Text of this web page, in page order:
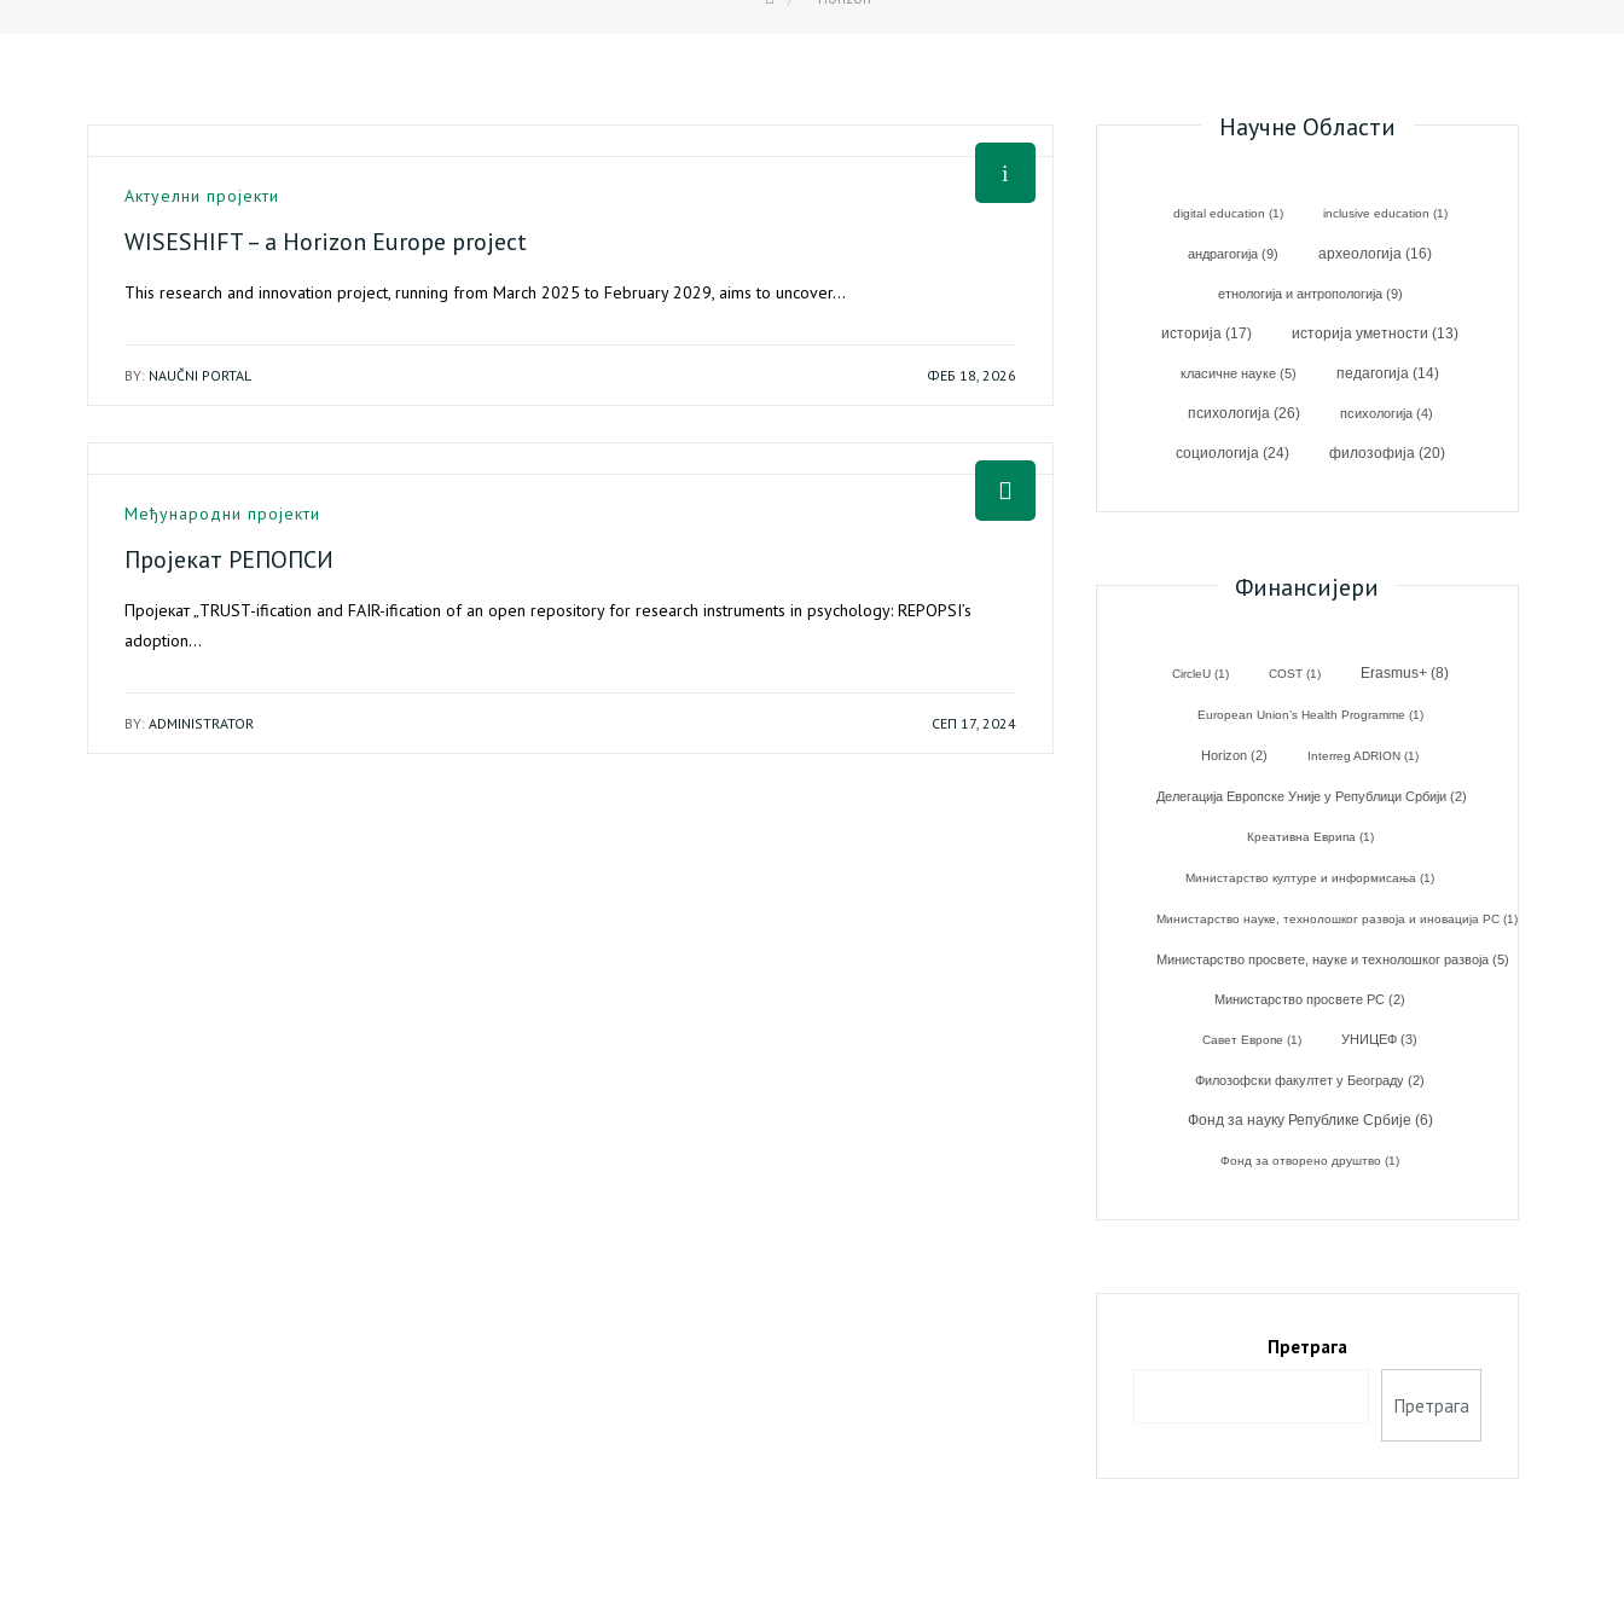
Актуелни пројекти
WISESHIFT – a Horizon Europe project
This research and innovation project, running from March 2025 to February 2029, aims to uncover…
BY: NAUČNI PORTAL ФЕБ 18, 2026
Међународни пројекти
Пројекат РЕПОПСИ
Пројекат „TRUST-ification and FAIR-ification of an open repository for research instruments in psychology: REPOPSI’s
adoption…
BY: ADMINISTRATOR СЕП 17, 2024
Научне Области
digital education (1) inclusive education (1)
андрагогија (9) археологија (16)
етнологија и антропологија(9)
историја (17) историја уметности (13)
класичне науке (5) педагогија (14)
психологија(26) психологија(4)
социологија(24) филозофија(20)
Финансијери
CircleU(1) COST(1) Erasmus+(8)
European Union’s Health Programme (1)
Horizon (2) Interreg ADRION (1)
Делегација Европске Уније у Републици Србији (2)
Креативна Еврипа (1)
Министарство културе и информисања (1)
Министарство науке, технолошког развоја и иновација РС (1)
Министарство просвете, науке и технолошког развоја (5)
Министарство просвете РС (2)
Савет Европе (1) УНИЦЕФ (3)
Филозофски факултет у Београду (2)
Фонд за науку Републике Србије (6)
Фонд за отворено друштво (1)
Претрага
Претрага